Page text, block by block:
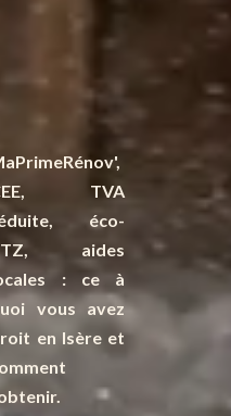
TVA
éco-
aides
: ce à
vous avez
en Isère et